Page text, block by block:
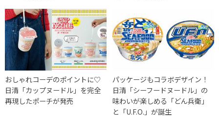
おしゃれコーデのポイントに♡
日清「カップヌードル」を完全
再現したポーチが発売
パッケージもコラボデザイン！
日清「シーフードヌードル」の
味わいが楽しめる「どん兵衛」
と「U.F.O.」が誕生